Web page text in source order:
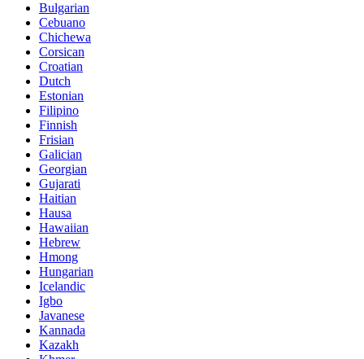
Bulgarian
Cebuano
Chichewa
Corsican
Croatian
Dutch
Estonian
Filipino
Finnish
Frisian
Galician
Georgian
Gujarati
Haitian
Hausa
Hawaiian
Hebrew
Hmong
Hungarian
Icelandic
Igbo
Javanese
Kannada
Kazakh